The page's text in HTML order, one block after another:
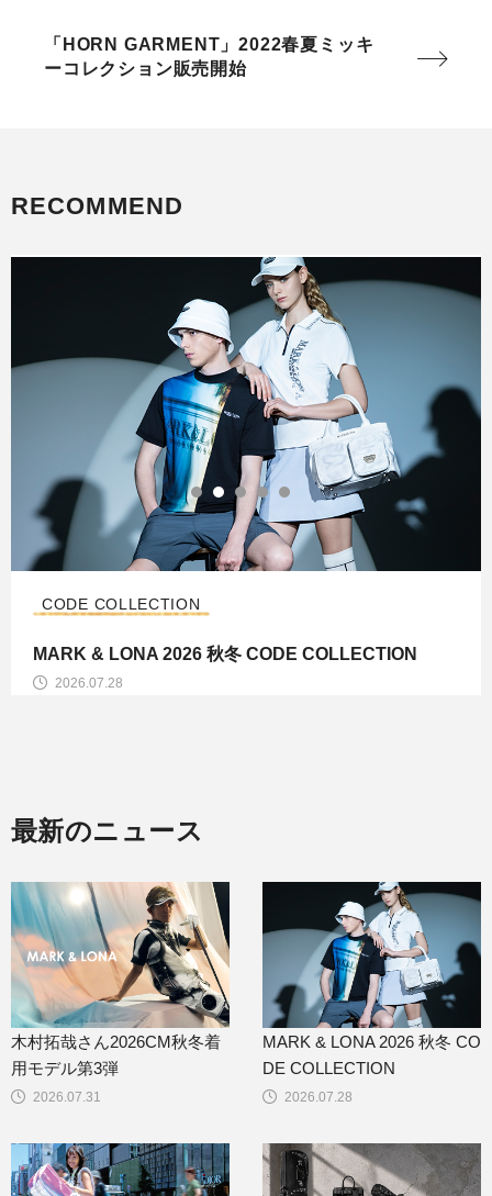
RECOMMEND
2026.07.28
CODE COLLECTION
MARK & LONA 2026 秋冬 CODE COLLECTION
最新のニュース
2026.07.31
木村拓哉さん2026CM秋冬着
用モデル第3弾
2026.07.28
MARK & LONA 2026 秋冬 CO
DE COLLECTION
「HORN GARMENT」2022春夏ミッキ
ーコレクション販売開始